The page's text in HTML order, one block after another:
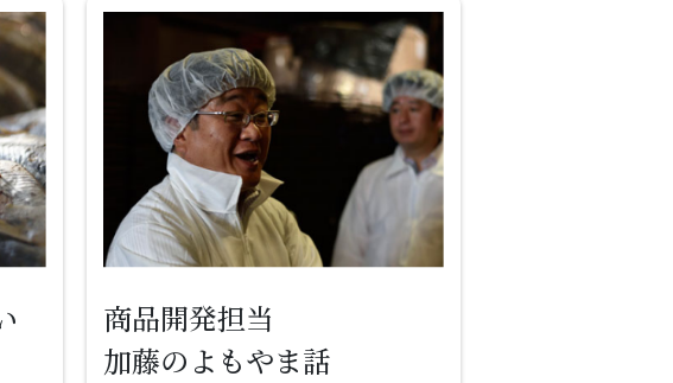
商品開発担当
加藤のよもやま話